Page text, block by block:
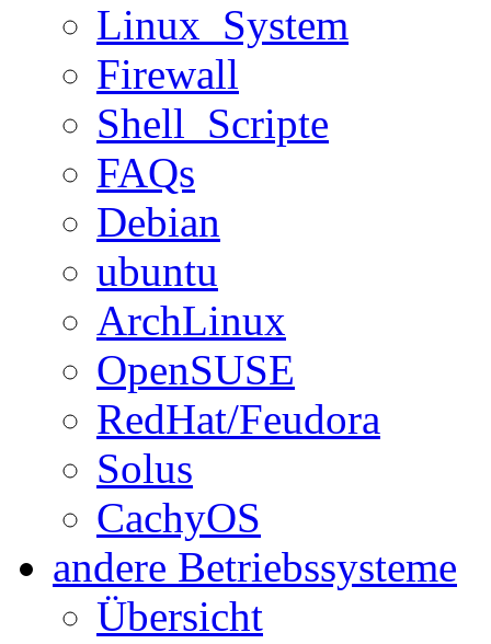
Linux_System
Firewall
Shell_Scripte
FAQs
Debian
ubuntu
ArchLinux
OpenSUSE
RedHat/Feudora
Solus
CachyOS
andere Betriebssysteme
Übersicht